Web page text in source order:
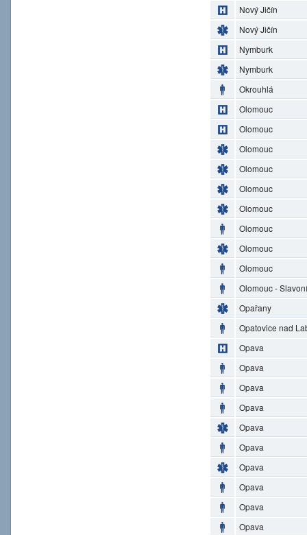
Nový Jičín
Nový Jičín
Nymburk
Nymburk
Okrouhlá
Olomouc
Olomouc
Olomouc
Olomouc
Olomouc
Olomouc
Olomouc
Olomouc
Olomouc
Olomouc -
Opařany
Opatovice nad
Opava
Opava
Opava
Opava
Opava
Opava
Opava
Opava
Opava
Opava